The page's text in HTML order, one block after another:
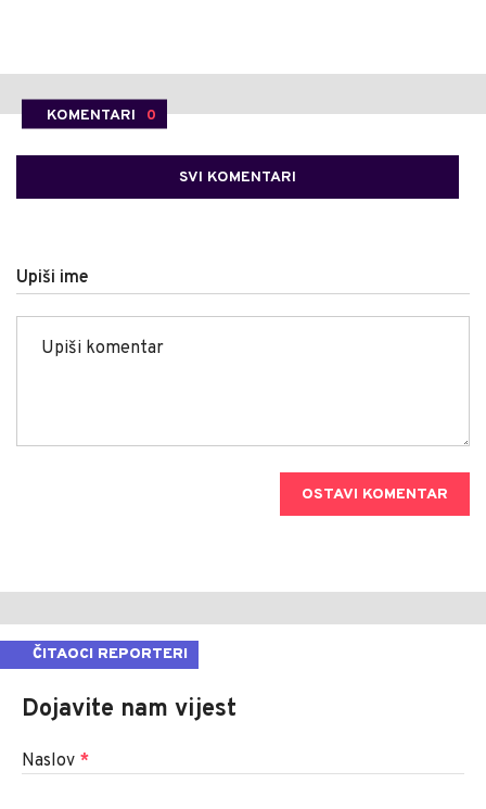
KOMENTARI 0
SVI KOMENTARI
Upiši ime
OSTAVI KOMENTAR
ČITAOCI REPORTERI
Dojavite nam vijest
Naslov *